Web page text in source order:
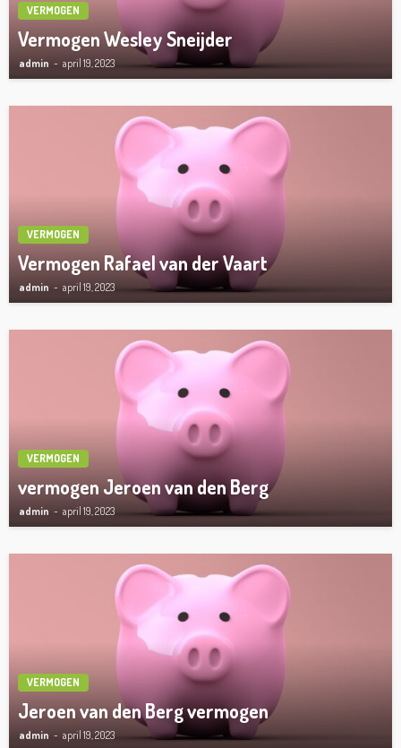
VERMOGEN
Vermogen Wesley Sneijder
admin april 19, 2023
VERMOGEN
Vermogen Rafael van der Vaart
admin april 19, 2023
VERMOGEN
vermogen Jeroen van den Berg
admin april 19, 2023
VERMOGEN
Jeroen van den Berg vermogen
admin april 19, 2023